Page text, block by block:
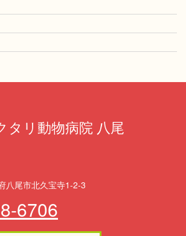
タリ動物病院 八尾
尾市北久宝寺1-2-3
6706